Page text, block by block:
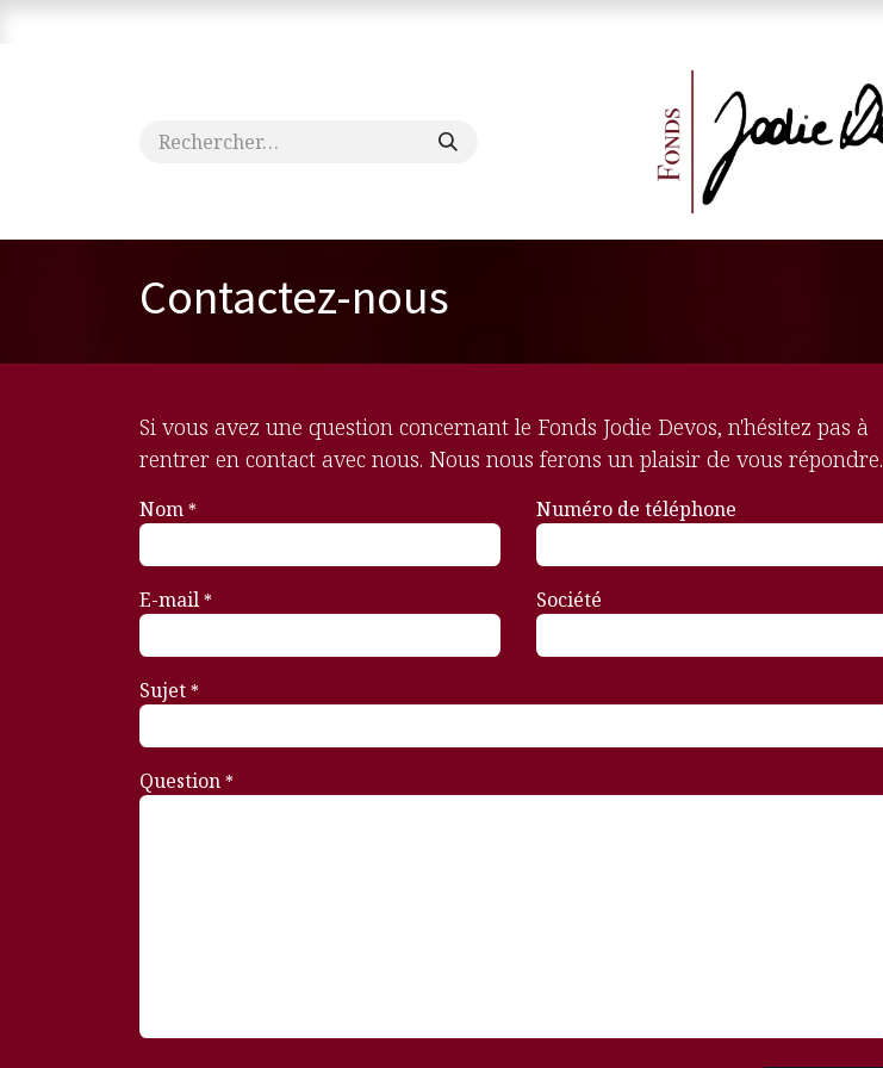
Contactez-nous
Si vous avez une question concernant le Fonds Jodie Devos, n'hésitez pas à
rentrer en contact avec nous. Nous nous ferons un plaisir de vous répondre.
Nom * Numéro de téléphone
E-mail * Société
Sujet *
Question *